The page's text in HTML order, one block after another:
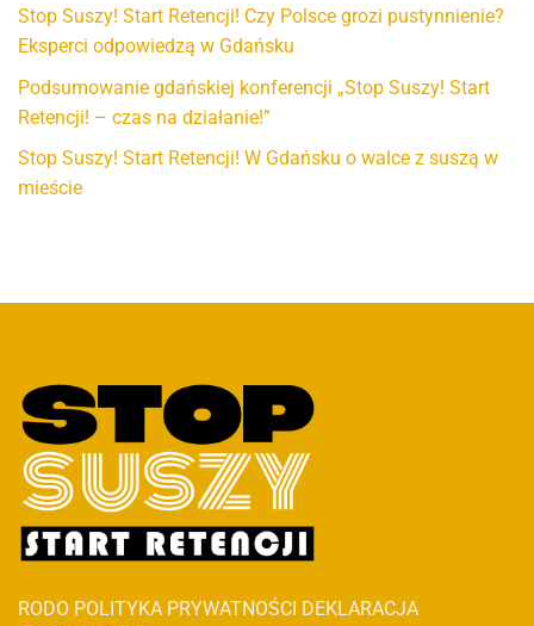
Stop Suszy! Start Retencji! Czy Polsce grozi pustynnienie?
Eksperci odpowiedzą w Gdańsku
Podsumowanie gdańskiej konferencji „Stop Suszy! Start
Retencji! – czas na działanie!”
Stop Suszy! Start Retencji! W Gdańsku o walce z suszą w
mieście
RODO POLITYKA PRYWATNOŚCI DEKLARACJA